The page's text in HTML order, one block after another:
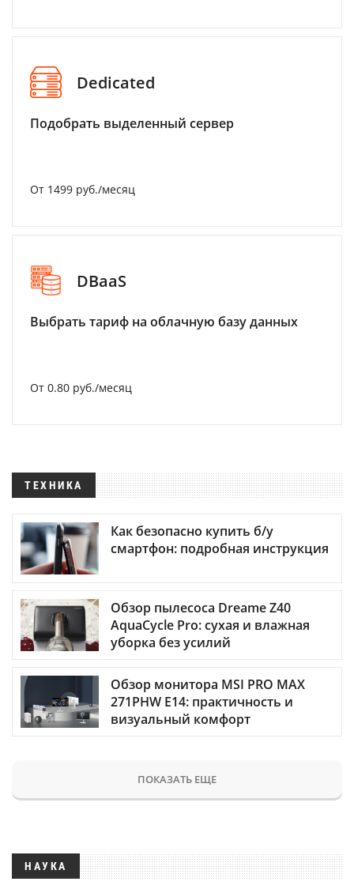
Dedicated
Подобрать выделенный сервер
От 1499 руб./месяц
DBaaS
Выбрать тариф на облачную базу данных
От 0.80 руб./месяц
ТЕХНИКА
Как безопасно купить б/у
смартфон: подробная инструкция
Обзор пылесоса Dreame Z40
AquaCycle Pro: сухая и влажная
уборка без усилий
Обзор монитора MSI PRO MAX
271PHW E14: практичность и
визуальный комфорт
ПОКАЗАТЬ ЕЩЕ
НАУКА